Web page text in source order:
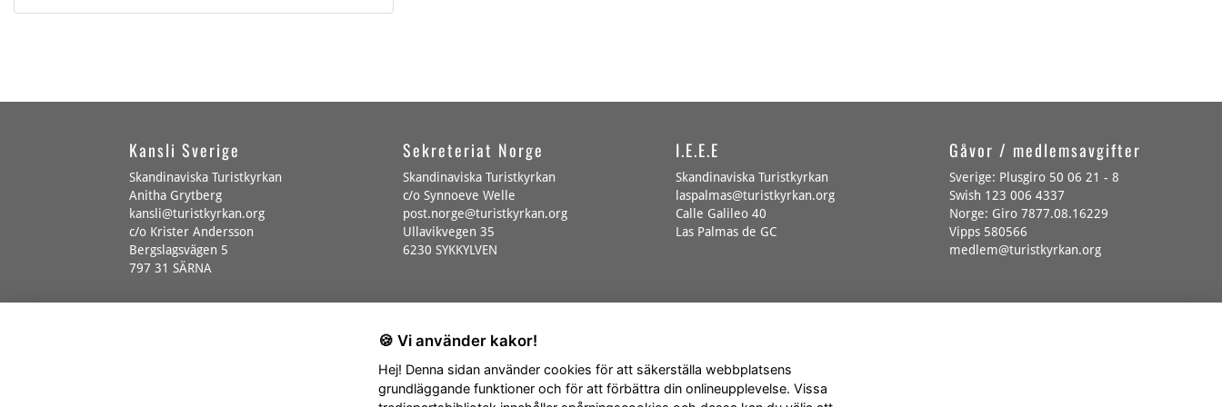
Kansli Sverige
Skandinaviska Turistkyrkan
Anitha Grytberg
kansli@turistkyrkan.org
c/o Krister Andersson
Bergslagsvägen 5
797 31 SÄRNA
Sekreteriat Norge
Skandinaviska Turistkyrkan
c/o Synnoeve Welle
post.norge@turistkyrkan.org
Ullavikvegen 35
6230 SYKKYLVEN
I.E.E.E
Skandinaviska Turistkyrkan
laspalmas@turistkyrkan.org
Calle Galileo 40
Las Palmas de GC
Gåvor / medlemsavgifter
Sverige: Plusgiro 50 06 21 - 8
Swish 123 006 4337
Norge: Giro 7877.08.16229
Vipps 580566
medlem@turistkyrkan.org
🍪 Vi använder kakor!
Hej! Denna sidan använder cookies för att säkerställa webbplatsens
grundläggande funktioner och för att förbättra din onlineupplevelse. Vissa